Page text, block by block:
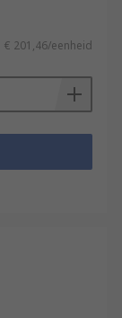
€ 201,46/eenheid